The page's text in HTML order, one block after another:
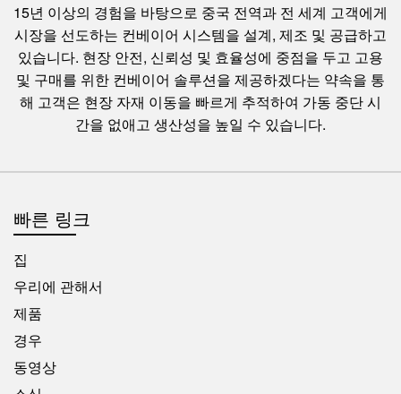
15년 이상의 경험을 바탕으로 중국 전역과 전 세계 고객에게
시장을 선도하는 컨베이어 시스템을 설계, 제조 및 공급하고
있습니다. 현장 안전, 신뢰성 및 효율성에 중점을 두고 고용
및 구매를 위한 컨베이어 솔루션을 제공하겠다는 약속을 통
해 고객은 현장 자재 이동을 빠르게 추적하여 가동 중단 시
간을 없애고 생산성을 높일 수 있습니다.
빠른 링크
집
우리에 관해서
제품
경우
동영상